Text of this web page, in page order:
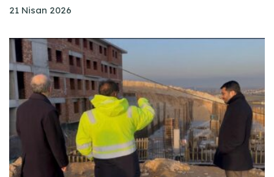
21 Nisan 2026